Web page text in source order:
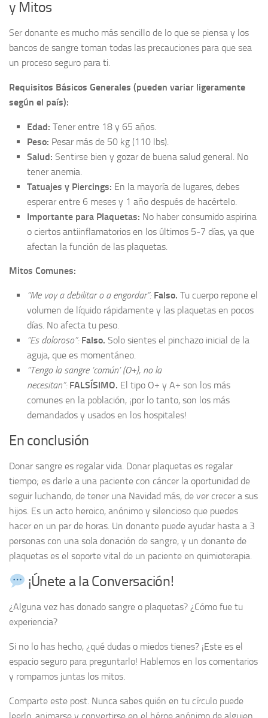
y Mitos
Ser donante es mucho más sencillo de lo que se piensa y los
bancos de sangre toman todas las precauciones para que sea
un proceso seguro para ti.
Requisitos Básicos Generales (pueden variar ligeramente
según el país):
Edad: Tener entre 18 y 65 años.
Peso: Pesar más de 50 kg (110 lbs).
Salud: Sentirse bien y gozar de buena salud general. No
tener anemia.
Tatuajes y Piercings: En la mayoría de lugares, debes
esperar entre 6 meses y 1 año después de hacértelo.
Importante para Plaquetas: No haber consumido aspirina
o ciertos antiinflamatorios en los últimos 5-7 días, ya que
afectan la función de las plaquetas.
Mitos Comunes:
“Me voy a debilitar o a engordar”: Falso. Tu cuerpo repone el
volumen de líquido rápidamente y las plaquetas en pocos
días. No afecta tu peso.
“Es doloroso”: Falso. Solo sientes el pinchazo inicial de la
aguja, que es momentáneo.
“Tengo la sangre ‘común’ (O+), no la
necesitan”: FALSÍSIMO. El tipo O+ y A+ son los más
comunes en la población, ¡por lo tanto, son los más
demandados y usados en los hospitales!
En conclusión
Donar sangre es regalar vida. Donar plaquetas es regalar
tiempo; es darle a una paciente con cáncer la oportunidad de
seguir luchando, de tener una Navidad más, de ver crecer a sus
hijos. Es un acto heroico, anónimo y silencioso que puedes
hacer en un par de horas. Un donante puede ayudar hasta a 3
personas con una sola donación de sangre, y un donante de
plaquetas es el soporte vital de un paciente en quimioterapia.
¡Únete a la Conversación!
¿Alguna vez has donado sangre o plaquetas? ¿Cómo fue tu
experiencia?
Si no lo has hecho, ¿qué dudas o miedos tienes? ¡Este es el
espacio seguro para preguntarlo! Hablemos en los comentarios
y rompamos juntas los mitos.
Comparte este post. Nunca sabes quién en tu círculo puede